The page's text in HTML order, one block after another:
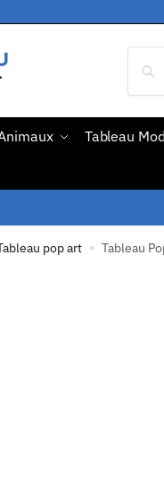
Tableau
pop art » Tableau